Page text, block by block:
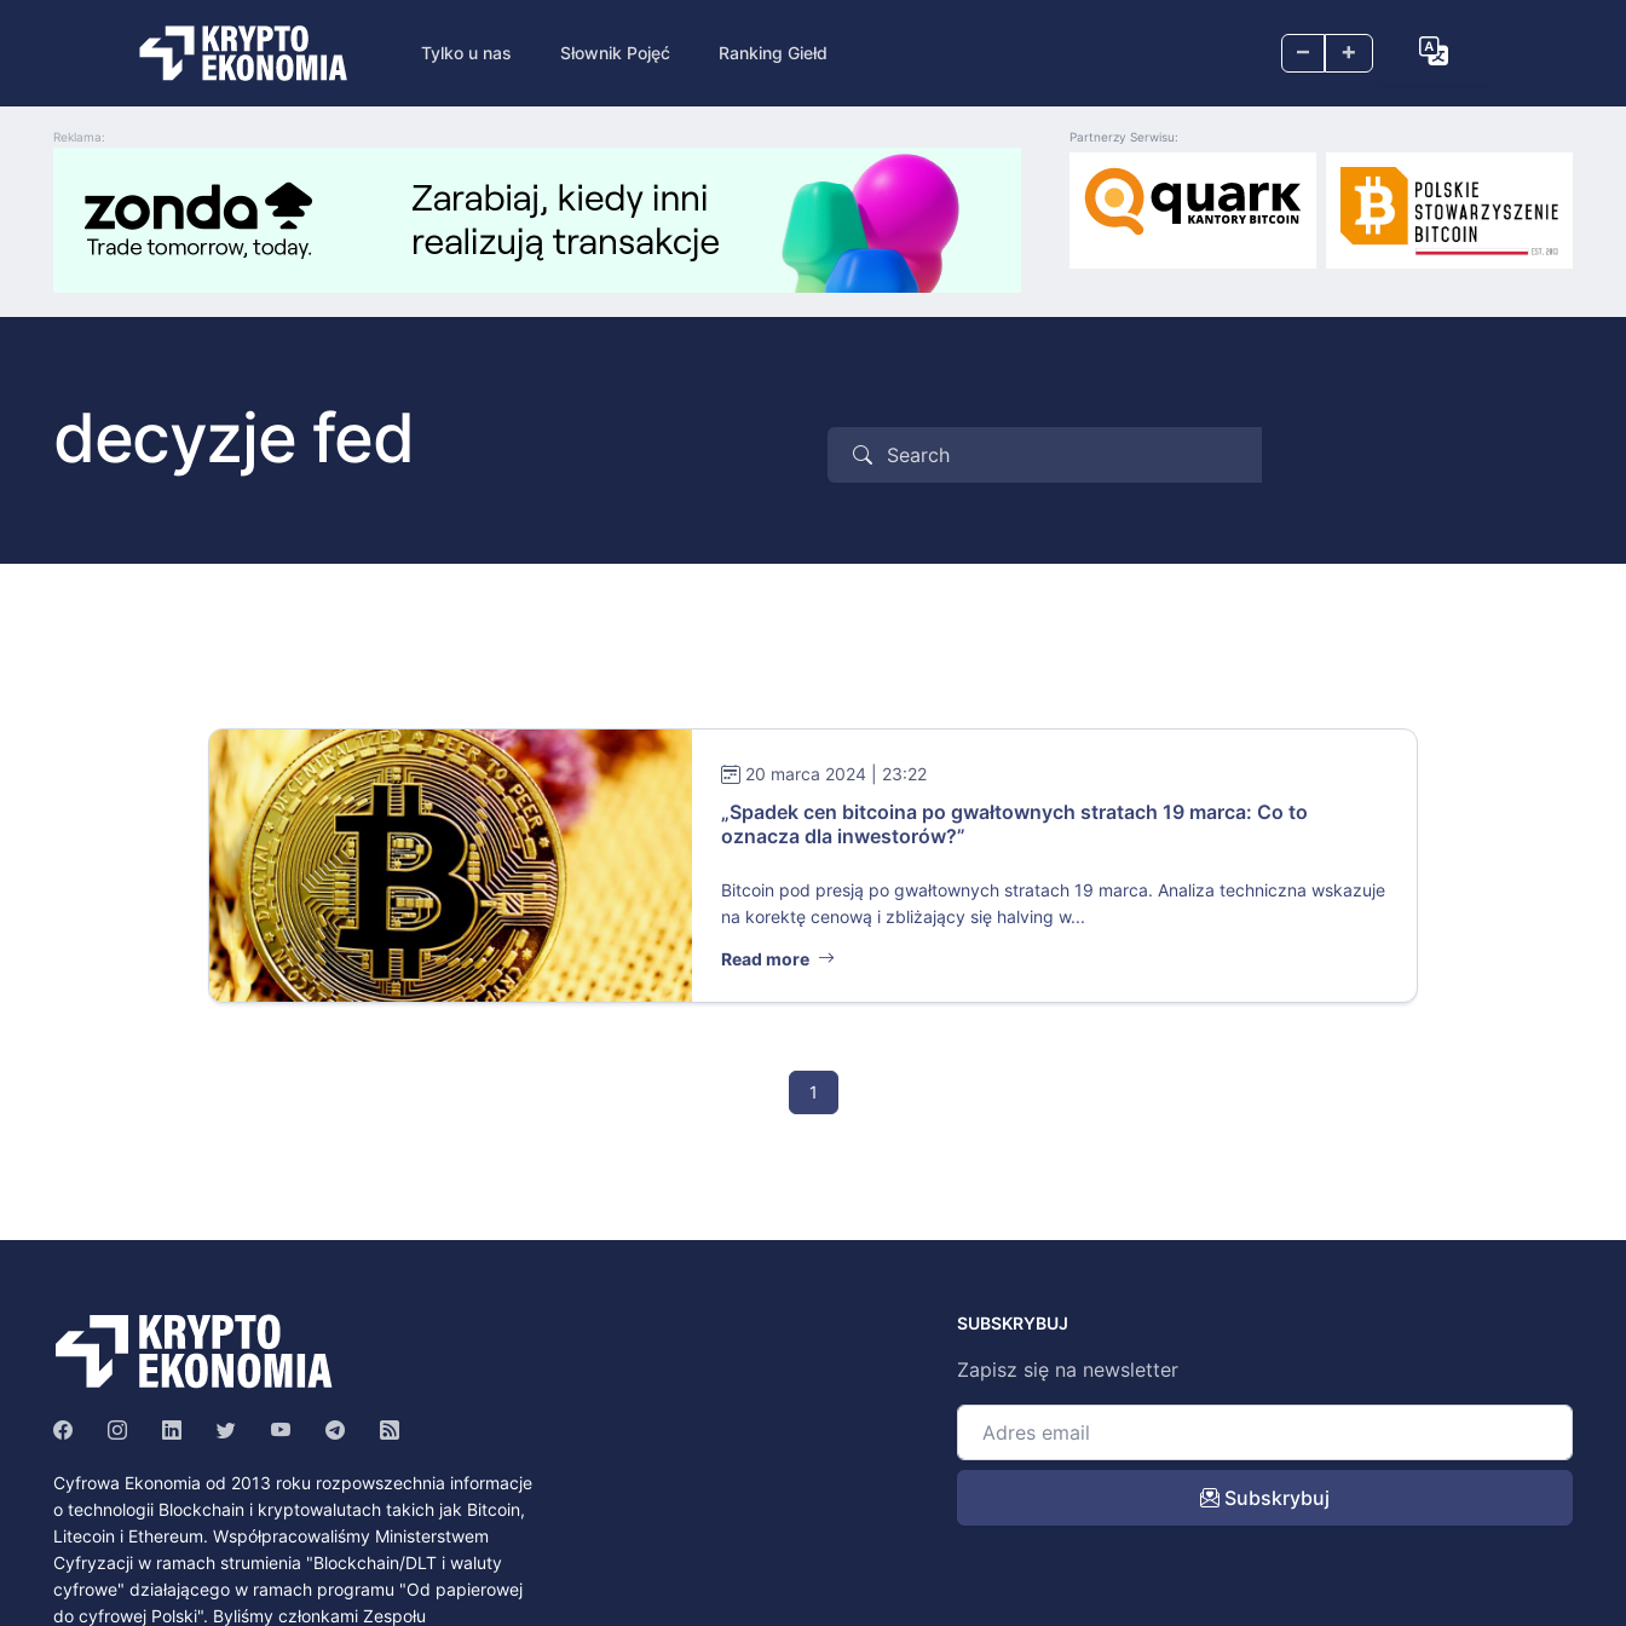
– +
Tylko u nas Słownik Pojęć Ranking Giełd
Reklama: Partnerzy Serwisu:
decyzje fed
20 marca 2024 | 23:22
„Spadek cen bitcoina po gwałtownych stratach 19 marca: Co to
oznacza dla inwestorów?”
Bitcoin pod presją po gwałtownych stratach 19 marca. Analiza techniczna wskazuje
na korektę cenową i zbliżający się halving w...
Read more
1
Cyfrowa Ekonomia od 2013 roku rozpowszechnia informacje
o technologii Blockchain i kryptowalutach takich jak Bitcoin,
Litecoin i Ethereum. Współpracowaliśmy Ministerstwem
Cyfryzacji w ramach strumienia "Blockchain/DLT i waluty
cyfrowe" działającego w ramach programu "Od papierowej
do cyfrowej Polski". Byliśmy członkami Zespołu
SUBSKRYBUJ
Zapisz się na newsletter
Subskrybuj